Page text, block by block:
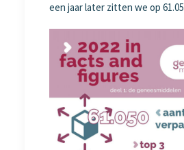
een jaar later zitten we op